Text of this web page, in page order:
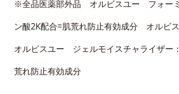
※全品医薬部外品 オルビスユー フォー
ン酸2K配合=肌荒れ防止有効成分 オルビ
オルビスユー ジェルモイスチャライザー
荒れ防止有効成分